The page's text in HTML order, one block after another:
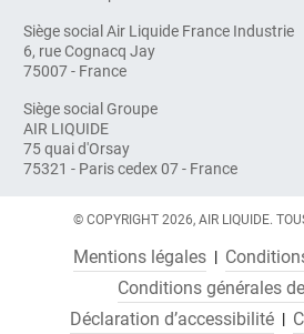
Siège social Air Liquide France Industrie
6, rue Cognacq Jay
75007 - France
Siège social Groupe
AIR LIQUIDE
75 quai d'Orsay
75321 - Paris cedex 07 - France
© COPYRIGHT 2026, AIR LIQUIDE.
Mentions légales
Conditions générales
Déclaration d’accessibilité